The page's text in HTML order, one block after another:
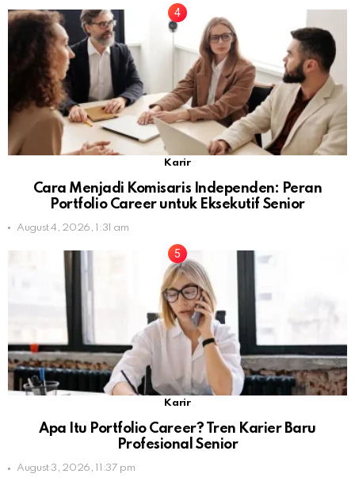
Karir
Cara Menjadi Komisaris Independen: Peran
Portfolio Career untuk Eksekutif Senior
August 4, 2026, 1:31 am
Karir
Apa Itu Portfolio Career? Tren Karier Baru
Profesional Senior
August 3, 2026, 11:37 pm